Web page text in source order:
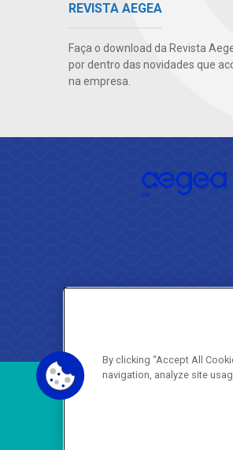
REVISTA AEGEA
Faça o download da Revista
por dentro das novidades que
na empresa.
By clicking “Accept All
navigation, analyze site